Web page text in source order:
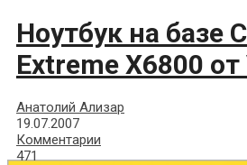
Ноутбук на базе
Extreme X6800 от
Анатолий Ализар
19.07.2007
Комментарии
471